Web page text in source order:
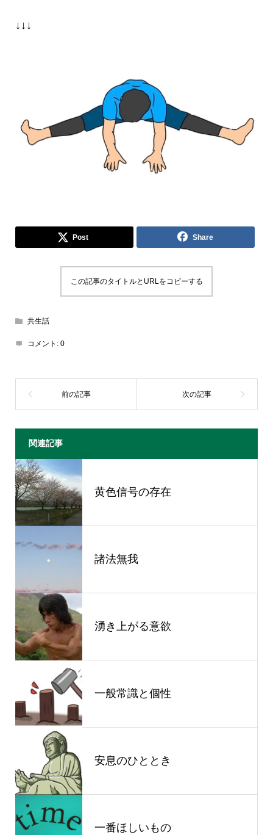
↓↓↓
Post Share
この記事のタイトルとURLをコピーする
共生話
コメント: 0
関連記事
黄色信号の存在
諸法無我
湧き上がる意欲
一般常識と個性
安息のひととき
一番ほしいもの